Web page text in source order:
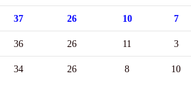
37 26 10 7
36 26 11 3
34 26 8 10